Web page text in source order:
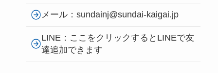
メール：sundainj@sundai-kaigai.jp
LINE：ここをクリックするとLINEで友
達追加できます